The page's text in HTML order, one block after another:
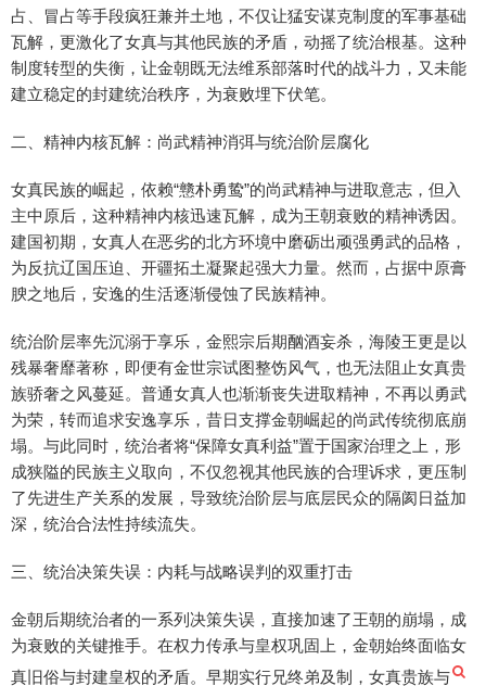
占、冒占等手段疯狂兼并土地，不仅让猛安谋克制度的军事基础
瓦解，更激化了女真与其他民族的矛盾，动摇了统治根基。这种
制度转型的失衡，让金朝既无法维系部落时代的战斗力，又未能
建立稳定的封建统治秩序，为衰败埋下伏笔。
二、精神内核瓦解：尚武精神消弭与统治阶层腐化
女真民族的崛起，依赖“戆朴勇鸷”的尚武精神与进取意志，但入
主中原后，这种精神内核迅速瓦解，成为王朝衰败的精神诱因。
建国初期，女真人在恶劣的北方环境中磨砺出顽强勇武的品格，
为反抗辽国压迫、开疆拓土凝聚起强大力量。然而，占据中原膏
腴之地后，安逸的生活逐渐侵蚀了民族精神。
统治阶层率先沉溺于享乐，金熙宗后期酗酒妄杀，海陵王更是以
残暴奢靡著称，即便有金世宗试图整饬风气，也无法阻止女真贵
族骄奢之风蔓延。普通女真人也渐渐丧失进取精神，不再以勇武
为荣，转而追求安逸享乐，昔日支撑金朝崛起的尚武传统彻底崩
塌。与此同时，统治者将“保障女真利益”置于国家治理之上，形
成狭隘的民族主义取向，不仅忽视其他民族的合理诉求，更压制
了先进生产关系的发展，导致统治阶层与底层民众的隔阂日益加
深，统治合法性持续流失。
三、统治决策失误：内耗与战略误判的双重打击
金朝后期统治者的一系列决策失误，直接加速了王朝的崩塌，成
为衰败的关键推手。在权力传承与皇权巩固上，金朝始终面临女
真旧俗与封建皇权的矛盾。早期实行兄终弟及制，女真贵族与